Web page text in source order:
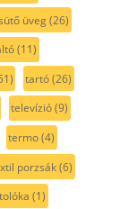
üveg(26)
(11)
tartó(26)
televízió(9)
termo(4)
porzsák(6)
tolóka (1)